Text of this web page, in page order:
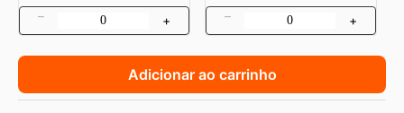
– + – +
Adicionar ao carrinho